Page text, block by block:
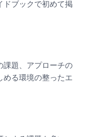
ドブックで初めて掲
課題、アプローチの
める環境の整ったエ